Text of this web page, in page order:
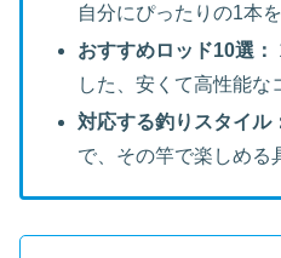
自分にぴったりの1本
おすすめロッド10選：
した、安くて高性能な
対応する釣りスタイル
で、その竿で楽しめる